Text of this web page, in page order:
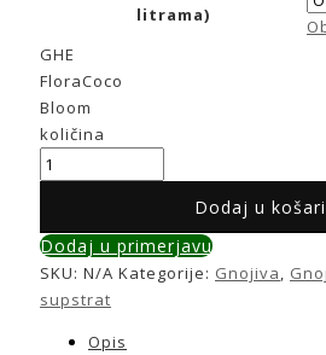
litrama)
GHE
FloraCoco
Bloom
količina
Dodaj u
Dodaj u primerjavu
SKU: N/A Kategorije: Gnojiva,
supstrat
Opis